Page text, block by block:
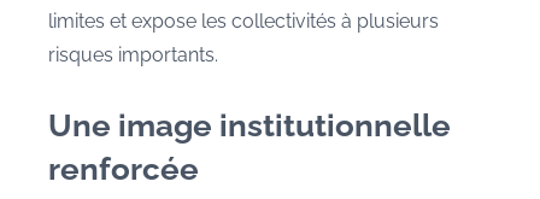
limites et expose les collectivités à plusieurs
risques importants.
Une image institutionnelle
renforcée